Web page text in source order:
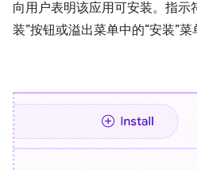
向用户表明该应用可安装。指示
装”按钮或溢出菜单中的“安装”菜